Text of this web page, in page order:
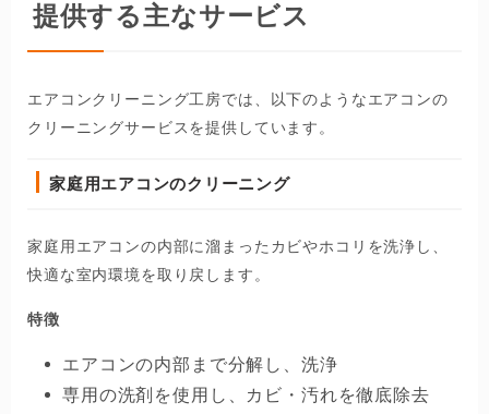
提供する主なサービス
エアコンクリーニング工房では、以下のようなエアコンの
クリーニングサービスを提供しています。
家庭用エアコンのクリーニング
家庭用エアコンの内部に溜まったカビやホコリを洗浄し、
快適な室内環境を取り戻します。
特徴
エアコンの内部まで分解し、洗浄
専用の洗剤を使用し、カビ・汚れを徹底除去